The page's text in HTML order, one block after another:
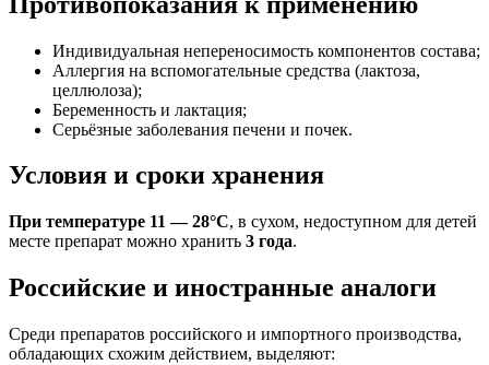
Индивидуальная непереносимость компонентов состава;
Аллергия на вспомогательные средства (лактоза,
целлюлоза);
Беременность и лактация;
Серьёзные заболевания печени и почек.
Условия и сроки хранения
При температуре 11 — 28°С, в сухом, недоступном для детей
месте препарат можно хранить 3 года.
Российские и иностранные аналоги
Среди препаратов российского и импортного производства,
обладающих схожим действием, выделяют: